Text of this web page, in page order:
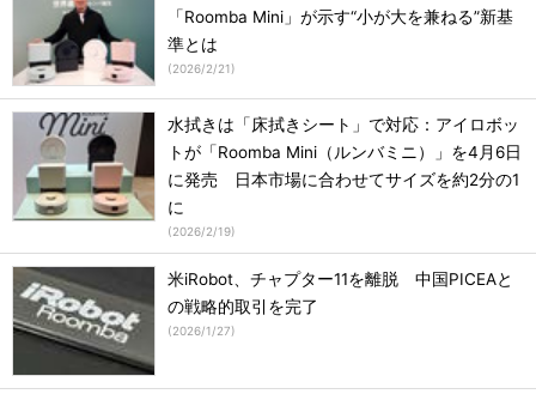
「Roomba Mini」が示す“小が大を兼ねる”新基
準とは
(2026/2/21)
水拭きは「床拭きシート」で対応：アイロボッ
トが「Roomba Mini（ルンバミニ）」を4月6日
に発売 日本市場に合わせてサイズを約2分の1
に
(2026/2/19)
米iRobot、チャプター11を離脱 中国PICEAと
の戦略的取引を完了
(2026/1/27)